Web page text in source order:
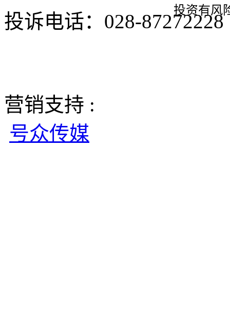
投资有风
投诉电话：028-
营销支持 :
号众传媒